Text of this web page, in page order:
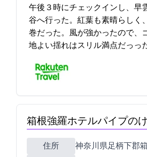
午後３時にチェックインし、早
谷へ行った。紅葉も素晴らしく
巻だった。風が強かったので、
地よい揺れはスリル満点だっった。 2021-11-
箱根強羅ホテルパイプの
住所
神奈川県足柄下郡箱根町